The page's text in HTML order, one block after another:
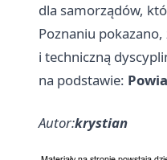
dla samorządów,
Poznaniu
i techniczną
na podstawie:
Autor:krystian